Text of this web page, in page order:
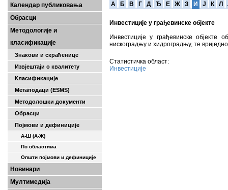
Календар публиковања
Обрасци
Методологије и
класификације
Знакови и скраћенице
Извјештаји о квалитету
Класификације
Метаподаци (ESMS)
Методолошки документи
Обрасци
Појмови и дефиниције
А-Ш (A-Ж)
По областима
Општи појмови и дефиниције
Новинари
Мултимедија
A Б В Г Д Ђ Е Ж З И Ј К Л
Инвестиције у грађевинске објекте
Инвестиције у грађевинске објекте
нискоградњу и хидроградњу, те
Статистичка област:
Инвестиције